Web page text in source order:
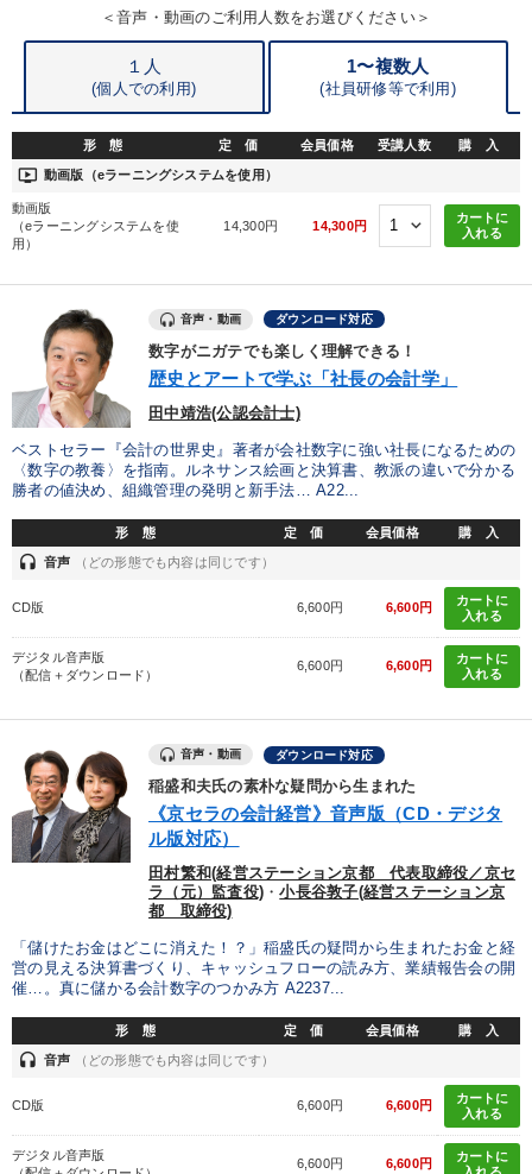
タグから探す refresh 更新する
すべての音声・動画（全2077タイトル）からお探しいただけます
地方企業の勝ち方 テレビ・ネットで話題
新技術 モノづくり スポーツ関連 生産性向上
金融 不動産 リベラルアーツ
リピート インフレ対策・値上げ 経済予測 異発想
企業再建 資産運用 DX 広報・PR
＜音声・動画のご利用人数をお選びください＞
１人
(個人での利用)
1〜複数人
(社員研修等で利用)
形 態 定 価 会員価格 受講人数 購 入
ondemand_video 動画版（eラーニングシステムを使用）
動画版
（eラーニングシステムを使
用）
14,300円 14,300円
カートに
入れる
音声・動画 ダウンロード対応
数字がニガテでも楽しく理解できる！
歴史とアートで学ぶ「社長の会計学」
田中靖浩(公認会計士)
ベストセラー『会計の世界史』著者が会社数字に強い社長になるための
〈数字の教養〉を指南。ルネサンス絵画と決算書、教派の違いで分かる
勝者の値決め、組織管理の発明と新手法… A22...
形 態 定 価 会員価格 購 入
headset 音声 （どの形態でも内容は同じです）
CD版 6,600円 6,600円
カートに
入れる
デジタル音声版
（配信＋ダウンロード）
6,600円 6,600円
カートに
入れる
音声・動画 ダウンロード対応
稲盛和夫氏の素朴な疑問から生まれた
《京セラの会計経営》音声版（CD・デジタ
ル版対応）
田村繁和(経営ステーション京都 代表取締役／京セ
ラ（元）監査役) ・小長谷敦子(経営ステーション京
都 取締役)
「儲けたお金はどこに消えた！？」稲盛氏の疑問から生まれたお金と経
営の見える決算書づくり、キャッシュフローの読み方、業績報告会の開
催…。真に儲かる会計数字のつかみ方 A2237...
形 態 定 価 会員価格 購 入
headset 音声 （どの形態でも内容は同じです）
CD版 6,600円 6,600円
カートに
入れる
デジタル音声版
6,600円 6,600円
カートに